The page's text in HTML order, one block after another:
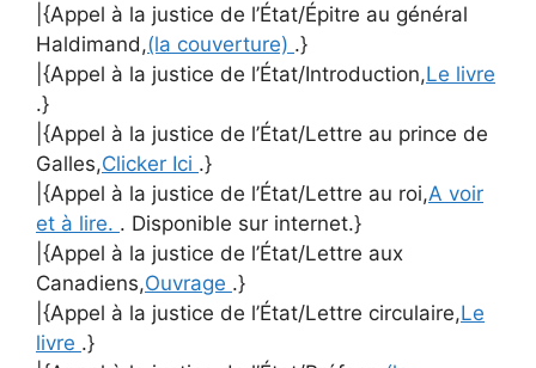
|{Appel à la justice de l’État/Épitre au général
Haldimand,(la couverture) .}
|{Appel à la justice de l’État/Introduction,Le livre
.}
|{Appel à la justice de l’État/Lettre au prince de
Galles,Clicker Ici .}
|{Appel à la justice de l’État/Lettre au roi,A voir
et à lire. . Disponible sur internet.}
|{Appel à la justice de l’État/Lettre aux
Canadiens,Ouvrage .}
|{Appel à la justice de l’État/Lettre circulaire,Le
livre .}